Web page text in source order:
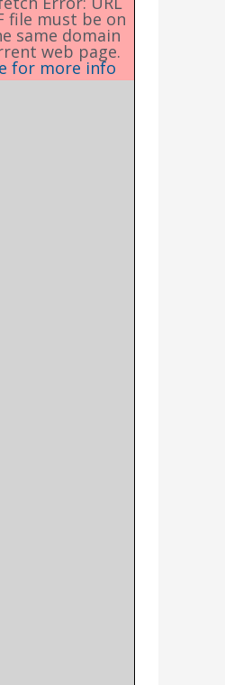
file must be on
same domain
web page.
for more info